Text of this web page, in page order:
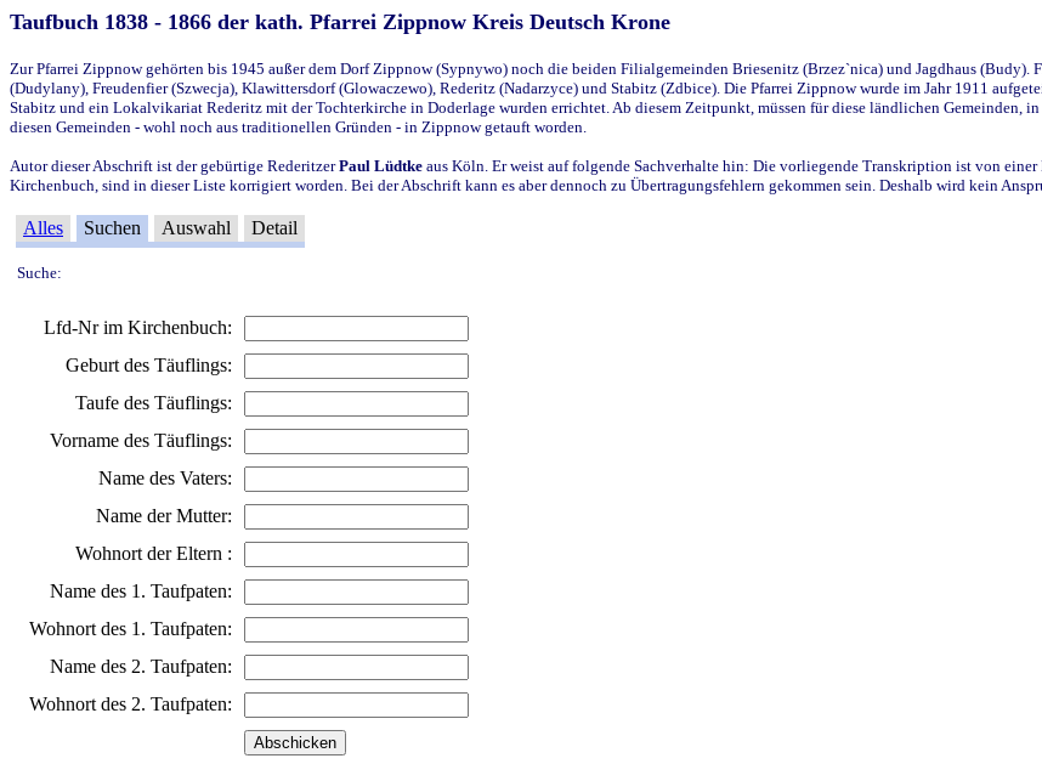
Taufbuch 1838 - 1866 der kath. Pfarrei Zippnow Kreis Deutsch Krone
Zur Pfarrei Zippnow gehörten bis 1945 außer dem Dorf Zippnow (Sypnywo) noch die beiden Filialgemeinden Briesenitz (Brzez`nica) und Jagdhaus (Budy).
(Dudylany), Freudenfier (Szwecja), Klawittersdorf (Glowaczewo), Rederitz (Nadarzyce) und Stabitz (Zdbice). Die Pfarrei Zippnow wurde im Jahr 1911
Stabitz und ein Lokalvikariat Rederitz mit der Tochterkirche in Doderlage wurden errichtet. Ab diesem Zeitpunkt, müssen für diese ländlichen Gemeinden,
diesen Gemeinden - wohl noch aus traditionellen Gründen - in Zippnow getauft worden.
Autor dieser Abschrift ist der gebürtige RederitzerPaul Lüdtke aus Köln. Er weist auf folgende Sachverhalte hin: Die vorliegende Transkription ist von
Kirchenbuch, sind in dieser Liste korrigiert worden. Bei der Abschrift kann es aber dennoch zu Übertragungsfehlern gekommen sein. Deshalb wird kein
Alles Suchen Auswahl Detail
Suche:
Lfd-Nr im Kirchenbuch:
Geburt des Täuflings:
Taufe des Täuflings:
Vorname des Täuflings:
Name des Vaters:
Name der Mutter:
Wohnort der Eltern :
Name des 1. Taufpaten:
Wohnort des 1. Taufpaten:
Name des 2. Taufpaten:
Wohnort des 2. Taufpaten: